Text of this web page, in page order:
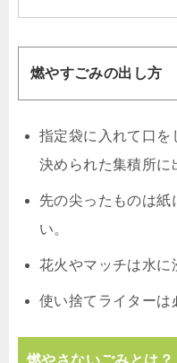
燃やすごみの出し方
指定袋に入れて口を
決められた集積所に
先の尖ったものは紙
い。
花火やマッチは水に
使い捨てライターは
燃やさないごみとは？